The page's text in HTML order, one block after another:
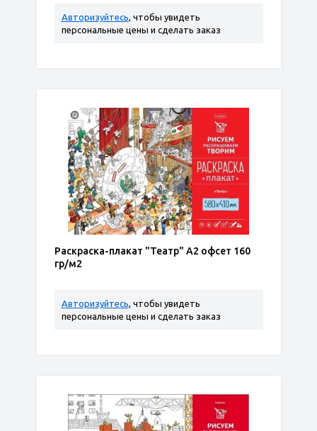
Авторизуйтесь, чтобы увидеть
персональные цены и сделать заказ
Раскраска-плакат "Театр" А2 офсет 160
гр/м2
Авторизуйтесь, чтобы увидеть
персональные цены и сделать заказ